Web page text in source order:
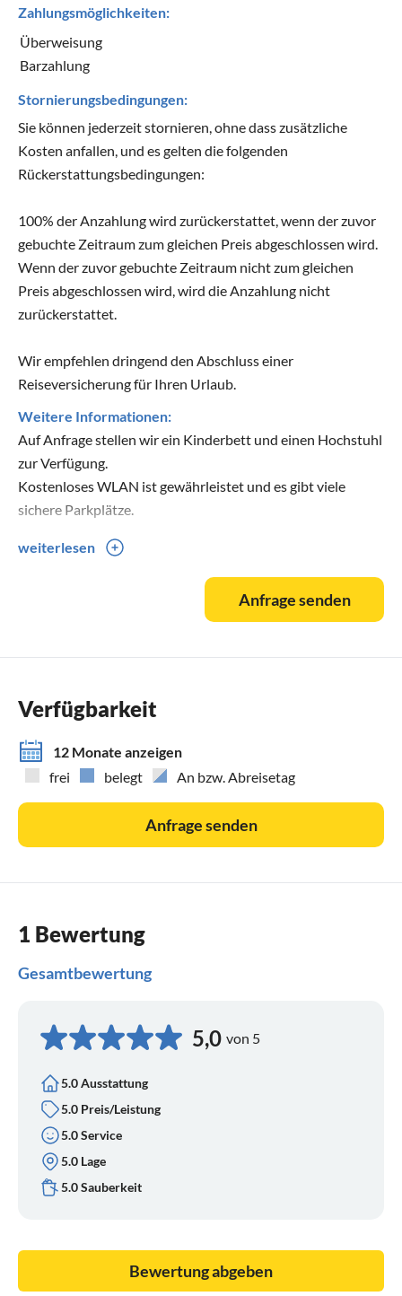
Zahlungsmöglichkeiten:
Überweisung
Barzahlung
Stornierungsbedingungen:
Sie können jederzeit stornieren, ohne dass zusätzliche
Kosten anfallen, und es gelten die folgenden
Rückerstattungsbedingungen:
100% der Anzahlung wird zurückerstattet, wenn der zuvor
gebuchte Zeitraum zum gleichen Preis abgeschlossen wird.
Wenn der zuvor gebuchte Zeitraum nicht zum gleichen
Preis abgeschlossen wird, wird die Anzahlung nicht
zurückerstattet.
Wir empfehlen dringend den Abschluss einer
Reiseversicherung für Ihren Urlaub.
Weitere Informationen:
Auf Anfrage stellen wir ein Kinderbett und einen Hochstuhl
zur Verfügung.
Kostenloses WLAN ist gewährleistet und es gibt viele
sichere Parkplätze.
Das Haus ist gründlich gereinigt, zusätzliche Seife und
Desinfektionsmittel stehen zur Verfügung.
weiterlesen
Anfrage senden
Verfügbarkeit
12 Monate anzeigen
frei
belegt An bzw. Abreisetag
Anfrage senden
1 Bewertung
Gesamtbewertung
5,0 von 5
5.0 Ausstattung
5.0 Preis/Leistung
5.0 Service
5.0 Lage
5.0 Sauberkeit
Bewertung abgeben